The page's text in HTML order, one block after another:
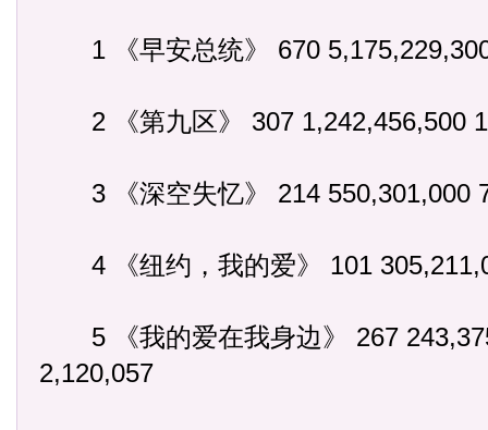
1 《早安总统》 670
2 《第九区》 307 1,242,456,500
3 《深空失忆》 214 550,301,000
4 《纽约，我的爱》 101
5 《我的爱在我身边》 267
2,120,057